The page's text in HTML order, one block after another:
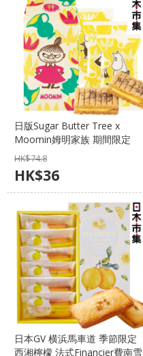
日版Sugar Butter Tree x
Moomin姆明家族 期間限定
《夏の歷險》阿美 蜂蜜檸檬朱
古力夾心酥餅禮盒 (1包 3件)
【市集世界 - 日本市集】
HK$74.8
HK$36
日本GV 横浜馬車道 季節限定
西湘檸檬 法式Financier費南雪